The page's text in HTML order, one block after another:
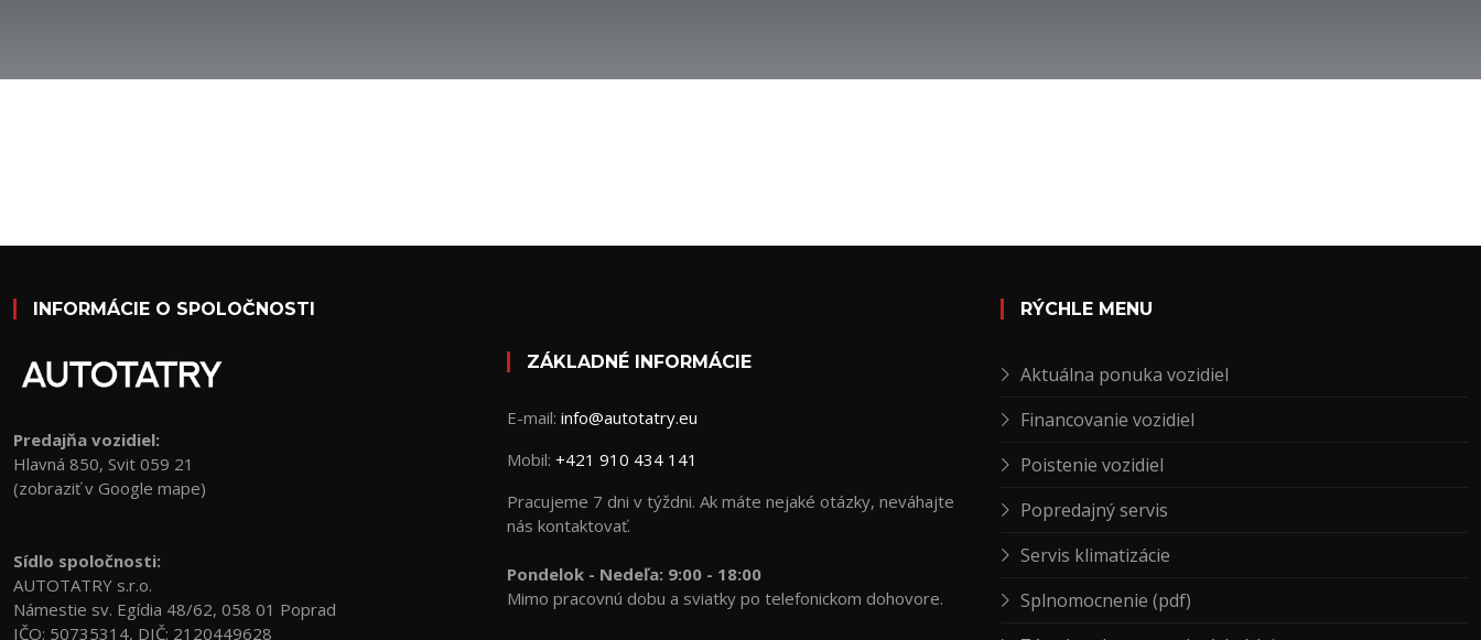
INFORMÁCIE O SPOLOČNOSTI
Predajňa vozidiel:
Hlavná 850, Svit 059 21
(zobraziť v Google mape)
Sídlo spoločnosti:
AUTOTATRY s.r.o.
Námestie sv. Egídia 48/62, 058 01 Poprad
IČO: 50735314, DIČ: 2120449628
ZÁKLADNÉ INFORMÁCIE
E-mail: info@autotatry.eu
Mobil: +421 910 434 141
Pracujeme 7 dni v týždni. Ak máte nejaké otázky, neváhajte
nás kontaktovať.
Pondelok - Nedeľa: 9:00 - 18:00
Mimo pracovnú dobu a sviatky po telefonickom dohovore.
RÝCHLE MENU
Aktuálna ponuka vozidiel
Financovanie vozidiel
Poistenie vozidiel
Popredajný servis
Servis klimatizácie
Splnomocnenie (pdf)